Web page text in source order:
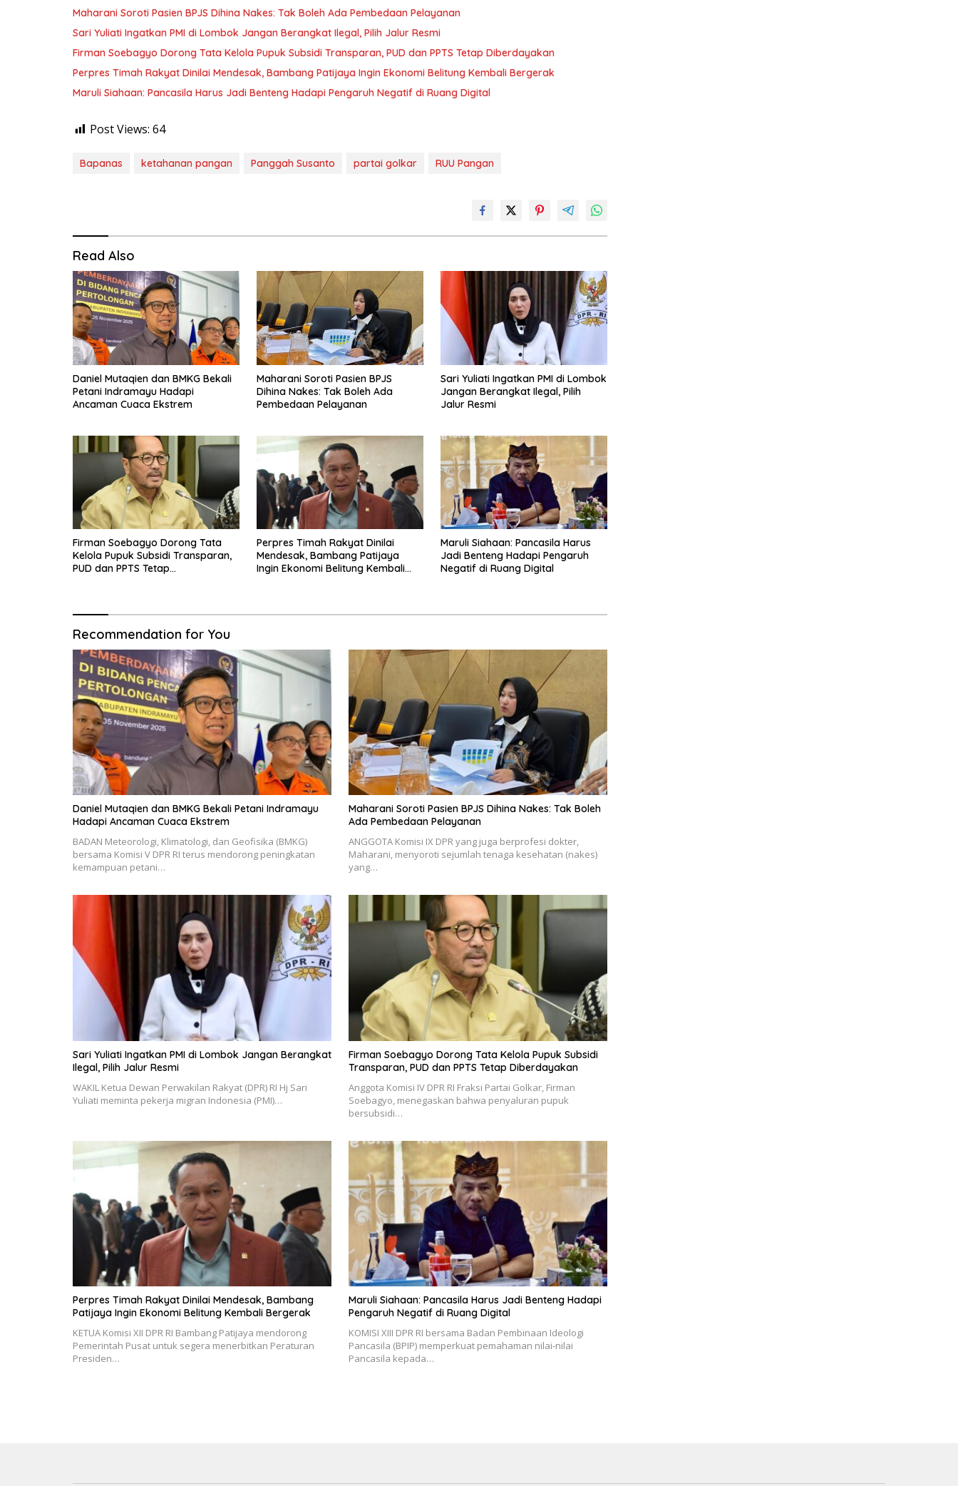
Maharani Soroti Pasien BPJS Dihina Nakes: Tak Boleh Ada Pembedaan Pelayanan
Sari Yuliati Ingatkan PMI di Lombok Jangan Berangkat Ilegal, Pilih Jalur Resmi
Firman Soebagyo Dorong Tata Kelola Pupuk Subsidi Transparan, PUD dan PPTS Tetap Diberdayakan
Perpres Timah Rakyat Dinilai Mendesak, Bambang Patijaya Ingin Ekonomi Belitung Kembali Bergerak
Maruli Siahaan: Pancasila Harus Jadi Benteng Hadapi Pengaruh Negatif di Ruang Digital
Post Views: 64
Bapanas ketahanan pangan Panggah Susanto partai golkar RUU Pangan
Read Also
Daniel Mutaqien dan BMKG Bekali
Petani Indramayu Hadapi
Ancaman Cuaca Ekstrem
Maharani Soroti Pasien BPJS
Dihina Nakes: Tak Boleh Ada
Pembedaan Pelayanan
Sari Yuliati Ingatkan PMI di Lombok
Jangan Berangkat Ilegal, Pilih
Jalur Resmi
Firman Soebagyo Dorong Tata
Kelola Pupuk Subsidi Transparan,
PUD dan PPTS Tetap
Perpres Timah Rakyat Dinilai
Mendesak, Bambang Patijaya
Ingin Ekonomi Belitung Kembali
Maruli Siahaan: Pancasila Harus
Jadi Benteng Hadapi Pengaruh
Negatif di Ruang Digital
Recommendation for You
Daniel Mutaqien dan BMKG Bekali Petani Indramayu
Hadapi Ancaman Cuaca Ekstrem
BADAN Meteorologi, Klimatologi, dan Geofisika (BMKG)
bersama Komisi V DPR RI terus mendorong peningkatan
kemampuan petani…
Maharani Soroti Pasien BPJS Dihina Nakes: Tak Boleh
Ada Pembedaan Pelayanan
ANGGOTA Komisi IX DPR yang juga berprofesi dokter,
Maharani, menyoroti sejumlah tenaga kesehatan (nakes)
yang…
Sari Yuliati Ingatkan PMI di Lombok Jangan Berangkat
Ilegal, Pilih Jalur Resmi
WAKIL Ketua Dewan Perwakilan Rakyat (DPR) RI Hj Sari
Yuliati meminta pekerja migran Indonesia (PMI)…
Firman Soebagyo Dorong Tata Kelola Pupuk Subsidi
Transparan, PUD dan PPTS Tetap Diberdayakan
Anggota Komisi IV DPR RI Fraksi Partai Golkar, Firman
Soebagyo, menegaskan bahwa penyaluran pupuk
bersubsidi…
Perpres Timah Rakyat Dinilai Mendesak, Bambang
Patijaya Ingin Ekonomi Belitung Kembali Bergerak
KETUA Komisi XII DPR RI Bambang Patijaya mendorong
Pemerintah Pusat untuk segera menerbitkan Peraturan
Presiden…
Maruli Siahaan: Pancasila Harus Jadi Benteng Hadapi
Pengaruh Negatif di Ruang Digital
KOMISI XIII DPR RI bersama Badan Pembinaan Ideologi
Pancasila (BPIP) memperkuat pemahaman nilai-nilai
Pancasila kepada…